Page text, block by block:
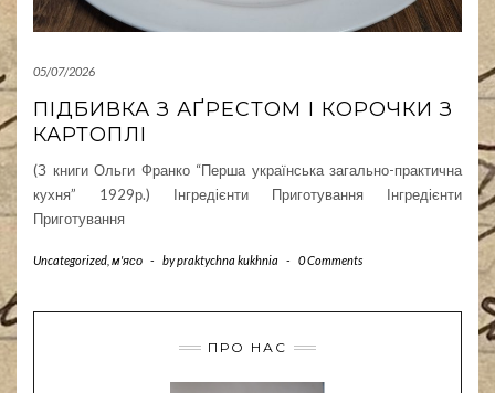
05/07/2026
ПІДБИВКА З АҐРЕСТОМ І КОРОЧКИ З
КАРТОПЛІ
(З книги Ольги Франко “Перша українська загально-практична
кухня” 1929р.) Інгредієнти Приготування Інгредієнти
Приготування
Uncategorized м'ясо - bypraktychna kukhnia - 0 Comments
ПРО НАС